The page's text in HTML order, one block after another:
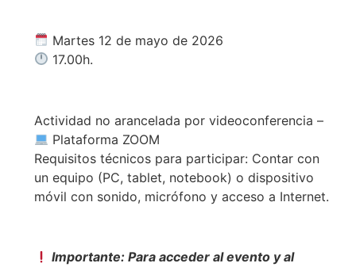
Martes 12 de mayo de 2026
17.00h.
Actividad no arancelada por videoconferencia –
Plataforma ZOOM
Requisitos técnicos para participar: Contar con
un equipo (PC, tablet, notebook) o dispositivo
móvil con sonido, micrófono y acceso a Internet.
Importante: Para acceder al evento y al